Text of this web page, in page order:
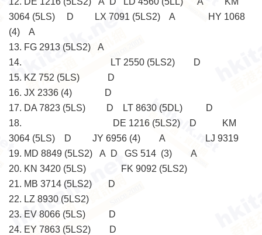
3064 (5LS) D LX 7091 (5LS2) A HY 1068
(4) A
13. FG 2913 (5LS2) A
14. LT 2550 (5LS2) D
15. KZ 752 (5LS) D
16. JX 2336 (4) D
17. DA 7823 (5LS) D LT 8630 (5DL) D
18. DE 1216 (5LS2) D KM
3064 (5LS) D JY 6956 (4) A LJ 9319
19. MD 8849 (5LS2) A D GS 514 (3) A
20. KN 3420 (5LS) FK 9092 (5LS2)
21. MB 3714 (5LS2) D
22. LZ 8930 (5LS2)
23. EV 8066 (5LS) D
24. EY 7863 (5LS2) D